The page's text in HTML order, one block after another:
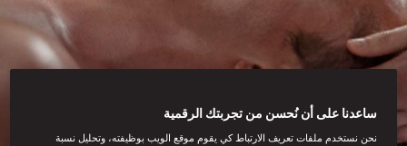
ساعدنا على أن نُحسن من تجربتك الرقمية
نحن نستخدم ملفات تعريف الارتباط كي يقوم موقع الويب بوظيفته، وتحليل نسبة